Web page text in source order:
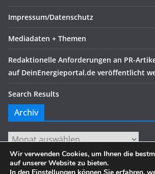
Impressum/Datenschutz
Mediadaten + Themen
Redaktionelle Anforderungen an PR-
auf DeinEnergieportal.de veröffentlicht
Search Results
Archiv
Archiv
Wir verwenden Cookies, um Ihnen die
auf unserer Website zu bieten.